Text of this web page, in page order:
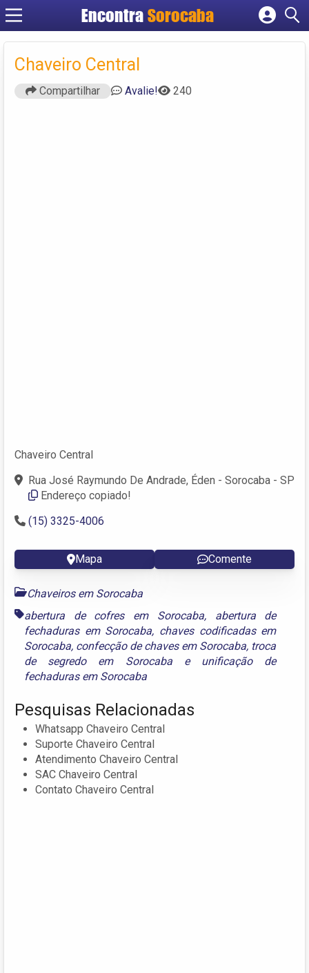
EncontraSorocaba
Cadastrar empresa
Chaveiro Central
Compartilhar Avalie! 240
Chaveiro Central
Rua José Raymundo De Andrade, Éden - Sorocaba - SP
Endereço copiado!
(15) 3325-4006
Mapa Comente
Chaveiros em Sorocaba
abertura de cofres em Sorocaba, abertura de
fechaduras em Sorocaba, chaves codificadas em
Sorocaba, confecção de chaves em Sorocaba, troca
de segredo em Sorocabae unificação de
fechaduras em Sorocaba
Pesquisas Relacionadas
Whatsapp Chaveiro Central
Suporte Chaveiro Central
Atendimento Chaveiro Central
SAC Chaveiro Central
Contato Chaveiro Central